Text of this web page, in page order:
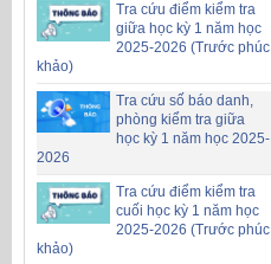
Tra cứu điểm kiểm tra
giữa học kỳ 1 năm học
2025-2026 (Trước phúc
khảo)
Tra cứu số báo danh,
phòng kiểm tra giữa
học kỳ 1 năm học 2025-
2026
Tra cứu điểm kiểm tra
cuối học kỳ 1 năm học
2025-2026 (Trước phúc
khảo)